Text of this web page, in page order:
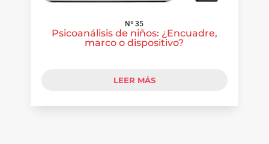
Nº 35
Psicoanálisis de niños: ¿Encuadre,
marco o dispositivo?
LEER MÁS